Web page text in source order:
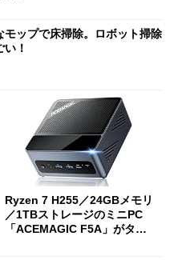
モップで床掃除。ロボット掃除
！
Ryzen 7 H255／24GBメモリ
／1TBストレージのミニPC
「ACEMAGIC F5A」がタイ